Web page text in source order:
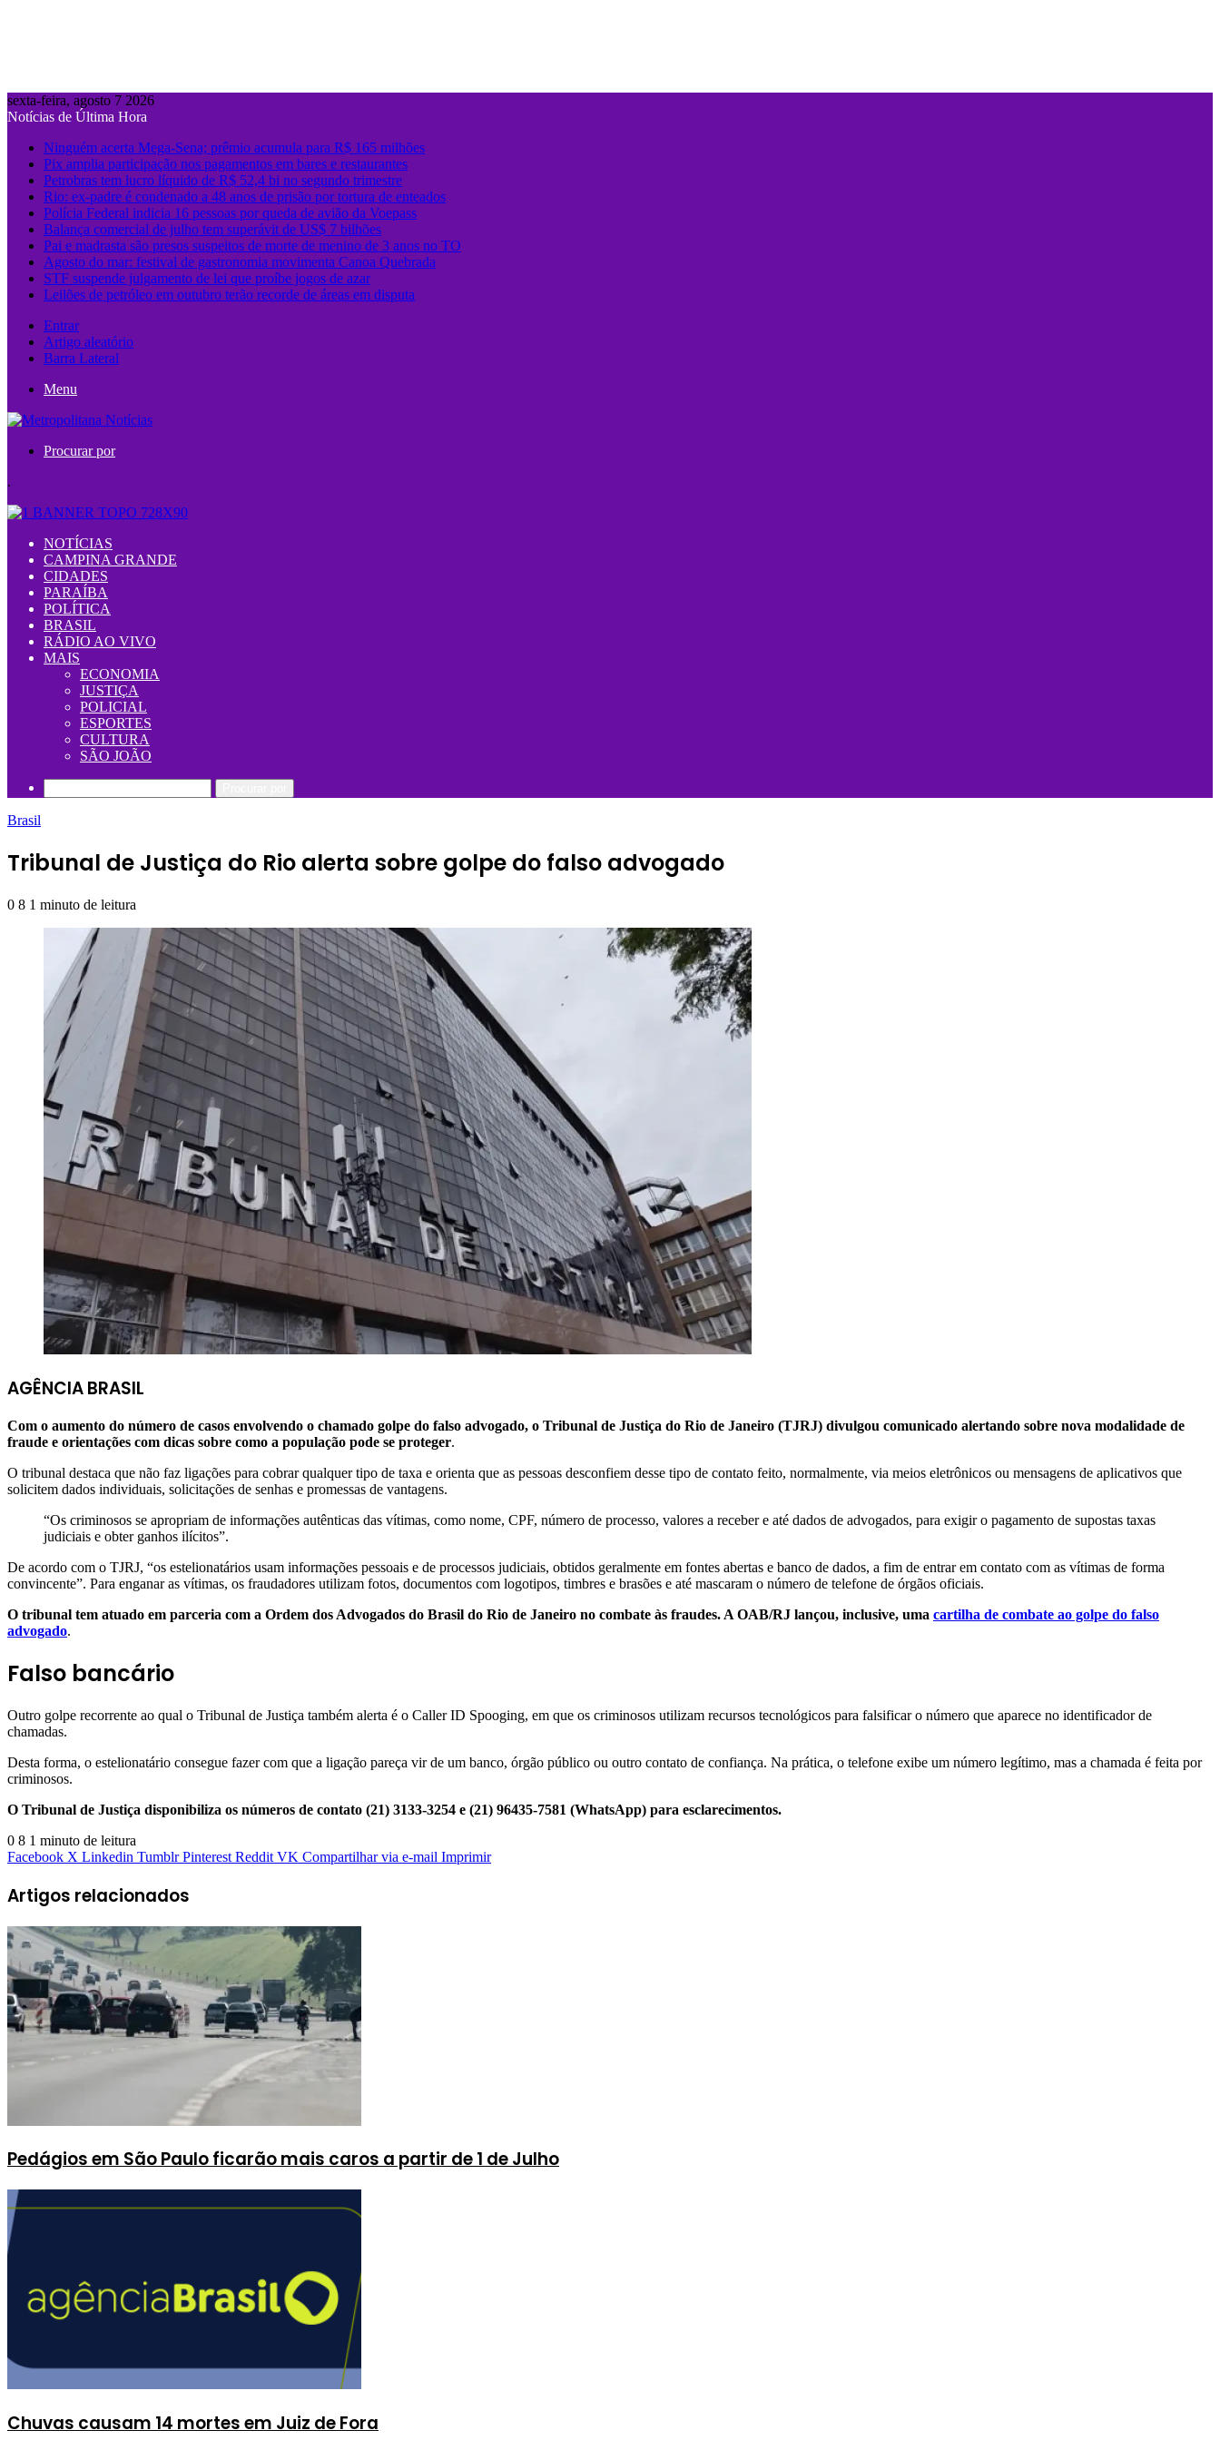
sexta-feira, agosto 7 2026
Notícias de Última Hora
Ninguém acerta Mega-Sena; prêmio acumula para R$ 165 milhões
Pix amplia participação nos pagamentos em bares e restaurantes
Petrobras tem lucro líquido de R$ 52,4 bi no segundo trimestre
Rio: ex-padre é condenado a 48 anos de prisão por tortura de enteados
Polícia Federal indicia 16 pessoas por queda de avião da Voepass
Balança comercial de julho tem superávit de US$ 7 bilhões
Pai e madrasta são presos suspeitos de morte de menino de 3 anos no TO
Agosto do mar: festival de gastronomia movimenta Canoa Quebrada
STF suspende julgamento de lei que proíbe jogos de azar
Leilões de petróleo em outubro terão recorde de áreas em disputa
Entrar
Artigo aleatório
Barra Lateral
Menu
Procurar por
.
NOTÍCIAS
CAMPINA GRANDE
CIDADES
PARAÍBA
POLÍTICA
BRASIL
RÁDIO AO VIVO
MAIS
ECONOMIA
JUSTIÇA
POLICIAL
ESPORTES
CULTURA
SÃO JOÃO
Brasil
Tribunal de Justiça do Rio alerta sobre golpe do falso advogado
0 8 1 minuto de leitura
AGÊNCIA BRASIL
Com o aumento do número de casos envolvendo o chamado golpe do falso advogado, o Tribunal de Justiça do Rio de Janeiro (TJRJ) divulgou comunicado alertando sobre nova modalidade de
fraude e orientações com dicas sobre como a população pode se proteger.
O tribunal destaca que não faz ligações para cobrar qualquer tipo de taxa e orienta que as pessoas desconfiem desse tipo de contato feito, normalmente, via meios eletrônicos ou mensagens de aplicativos que
solicitem dados individuais, solicitações de senhas e promessas de vantagens.
“Os criminosos se apropriam de informações autênticas das vítimas, como nome, CPF, número de processo, valores a receber e até dados de advogados, para exigir o pagamento de supostas taxas
judiciais e obter ganhos ilícitos”.
De acordo com o TJRJ, “os estelionatários usam informações pessoais e de processos judiciais, obtidos geralmente em fontes abertas e banco de dados, a fim de entrar em contato com as vítimas de forma
convincente”. Para enganar as vítimas, os fraudadores utilizam fotos, documentos com logotipos, timbres e brasões e até mascaram o número de telefone de órgãos oficiais.
O tribunal tem atuado em parceria com a Ordem dos Advogados do Brasil do Rio de Janeiro no combate às fraudes. A OAB/RJ lançou, inclusive, uma cartilha de combate ao golpe do falso
advogado.
Falso bancário
Outro golpe recorrente ao qual o Tribunal de Justiça também alerta é o Caller ID Spooging, em que os criminosos utilizam recursos tecnológicos para falsificar o número que aparece no identificador de
chamadas.
Desta forma, o estelionatário consegue fazer com que a ligação pareça vir de um banco, órgão público ou outro contato de confiança. Na prática, o telefone exibe um número legítimo, mas a chamada é feita por
criminosos.
O Tribunal de Justiça disponibiliza os números de contato (21) 3133-3254 e (21) 96435-7581 (WhatsApp) para esclarecimentos.
0 8 1 minuto de leitura
Facebook X Linkedin Tumblr Pinterest Reddit VK Compartilhar via e-mail Imprimir
Artigos relacionados
Pedágios em São Paulo ficarão mais caros a partir de 1 de Julho
Chuvas causam 14 mortes em Juiz de Fora